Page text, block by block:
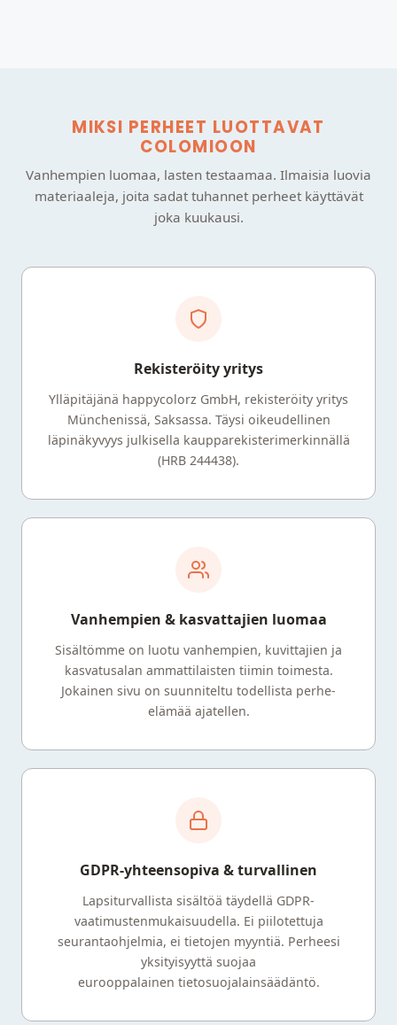
MIKSI PERHEET LUOTTAVAT
COLOMIOON
Vanhempien luomaa, lasten testaamaa. Ilmaisia luovia
materiaaleja, joita sadat tuhannet perheet käyttävät
joka kuukausi.
Rekisteröity yritys
Ylläpitäjänä happycolorz GmbH, rekisteröity yritys
Münchenissä, Saksassa. Täysi oikeudellinen
läpinäkyvyys julkisella kaupparekisterimerkinnällä
(HRB 244438).
Vanhempien & kasvattajien luomaa
Sisältömme on luotu vanhempien, kuvittajien ja
kasvatusalan ammattilaisten tiimin toimesta.
Jokainen sivu on suunniteltu todellista perhe-
elämää ajatellen.
GDPR-yhteensopiva & turvallinen
Lapsiturvallista sisältöä täydellä GDPR-
vaatimustenmukaisuudella. Ei piilotettuja
seurantaohjelmia, ei tietojen myyntiä. Perheesi
yksityisyyttä suojaa
eurooppalainen tietosuojalainsäädäntö.